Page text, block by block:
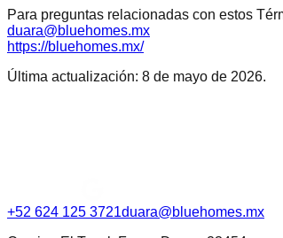
Para preguntas relacionadas con estos
duara@bluehomes.mx
https://bluehomes.mx/
Última actualización: 8 de mayo de 2026.
+52 624 125 3721duara@bluehomes.mx